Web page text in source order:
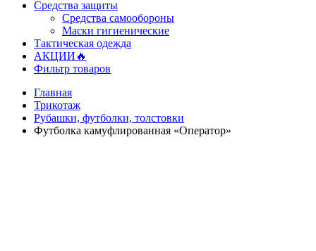
Средства защиты
Средства самообороны
Маски гигиенические
Тактическая одежда
АКЦИИ🔥
Фильтр товаров
Главная
Трикотаж
Рубашки, футболки, толстовки
Футболка камуфлированная «Оператор»